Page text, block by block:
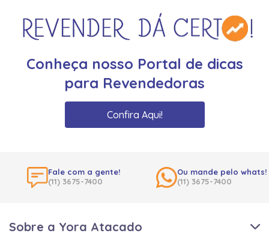
Conheça nosso Portal de dicas
para Revendedoras
Confira Aqui!
Fale com a gente!
(11) 3675-7400
Ou mande pelo whats!
(11) 3675-7400
Sobre a Yora Atacado